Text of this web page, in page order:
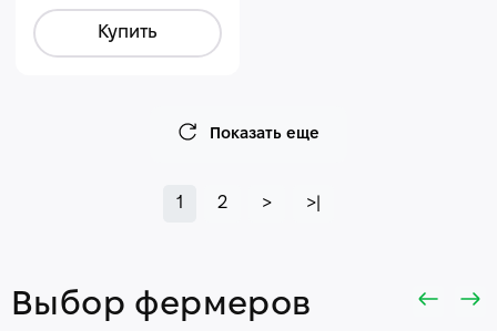
Купить
Показать еще
1 2 > >|
Выбор фермеров